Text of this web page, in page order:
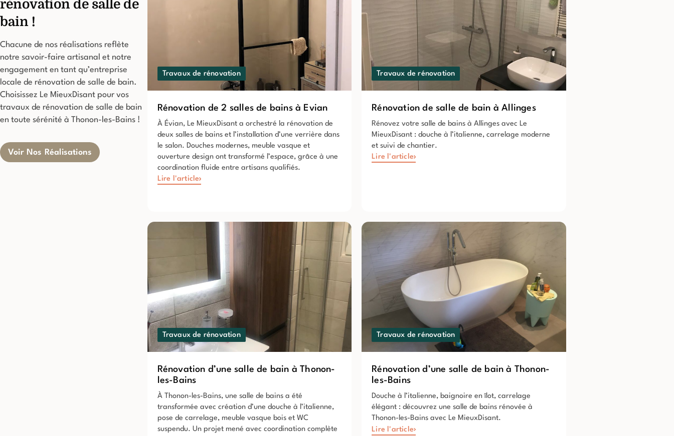
rénovation de salle de
bain !
Chacune de nos réalisations reflète
notre savoir-faire artisanal et notre
engagement en tant qu’entreprise
locale de rénovation de salle de bain.
Choisissez Le MieuxDisant pour vos
travaux de rénovation de salle de bain
en toute sérénité à Thonon-les-Bains !
Voir Nos Réalisations
Travaux de rénovation
Rénovation de 2 salles de bains à Evian
À Évian, Le MieuxDisant a orchestré la rénovation de
deux salles de bains et l’installation d’une verrière dans
le salon. Douches modernes, meuble vasque et
ouverture design ont transformé l’espace, grâce à une
coordination fluide entre artisans qualifiés.
Lire l'article
Travaux de rénovation
Rénovation de salle de bain à Allinges
Rénovez votre salle de bains à Allinges avec Le
MieuxDisant : douche à l’italienne, carrelage moderne
et suivi de chantier.
Lire l'article
Travaux de rénovation
Rénovation d’une salle de bain à Thonon-
les-Bains
À Thonon-les-Bains, une salle de bains a été
transformée avec création d’une douche à l’italienne,
pose de carrelage, meuble vasque bois et WC
suspendu. Un projet mené avec coordination complète
Travaux de rénovation
Rénovation d’une salle de bain à Thonon-
les-Bains
Douche à l’italienne, baignoire en îlot, carrelage
élégant : découvrez une salle de bains rénovée à
Thonon-les-Bains avec Le MieuxDisant.
Lire l'article